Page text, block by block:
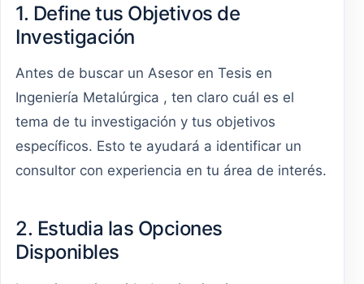
1. Define tus Objetivos de
Investigación
Antes de buscar un Asesor en Tesis en
Ingeniería Metalúrgica , ten claro cuál es el
tema de tu investigación y tus objetivos
específicos. Esto te ayudará a identificar un
consultor con experiencia en tu área de interés.
2. Estudia las Opciones
Disponibles